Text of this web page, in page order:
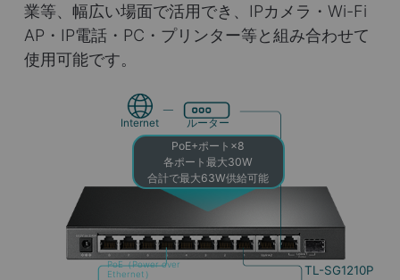
業等、幅広い場面で活用でき、IPカメラ・Wi-Fi
AP・IP電話・PC・プリンター等と組み合わせて
使用可能です。
PoE（Power over
Ethernet）
TL-SG1210P
ルーター
Internet
PoE+ポート×8
各ポート最大30W
合計で最大63W供給可能